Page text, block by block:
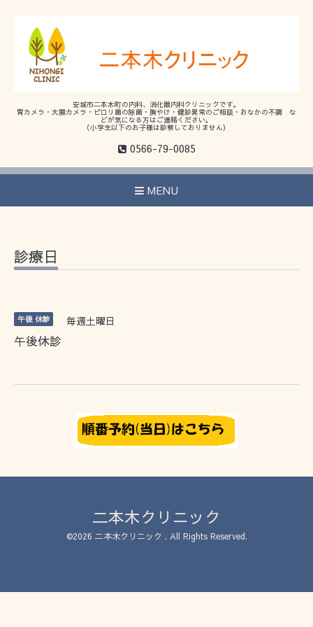
安城市二本木町の内科、消化器内科クリニックです。
胃カメラ・大腸カメラ・ピロリ菌の除菌・胸やけ・健診異常のご相談・おなかの不調 な
どが気になる方はご連絡ください。
（小学生以下のお子様は診察しておりません）
0566-79-0085
MENU
診療日
午後 休診 毎週土曜日
午後休診
二本木クリニック
©2026 二本木クリニック . All Rights Reserved.